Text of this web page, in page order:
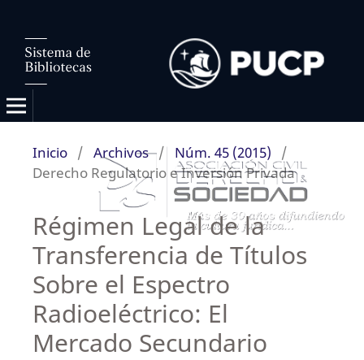
Inicio / Archivos / Núm. 45 (2015)
/
Derecho Regulatorio e Inversión Privada
Régimen Legal de la
Transferencia de Títulos
Sobre el Espectro
Radioeléctrico: El
Mercado Secundario